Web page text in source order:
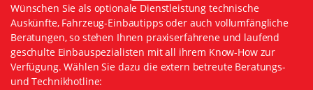
Wünschen Sie als optionale Dienstleistung technische
Auskünfte, Fahrzeug-Einbautipps oder auch vollumfängliche
Beratungen, so stehen Ihnen praxiserfahrene und laufend
geschulte Einbauspezialisten mit all ihrem Know-How zur
Verfügung. Wählen Sie dazu die extern betreute Beratungs-
und Technikhotline: